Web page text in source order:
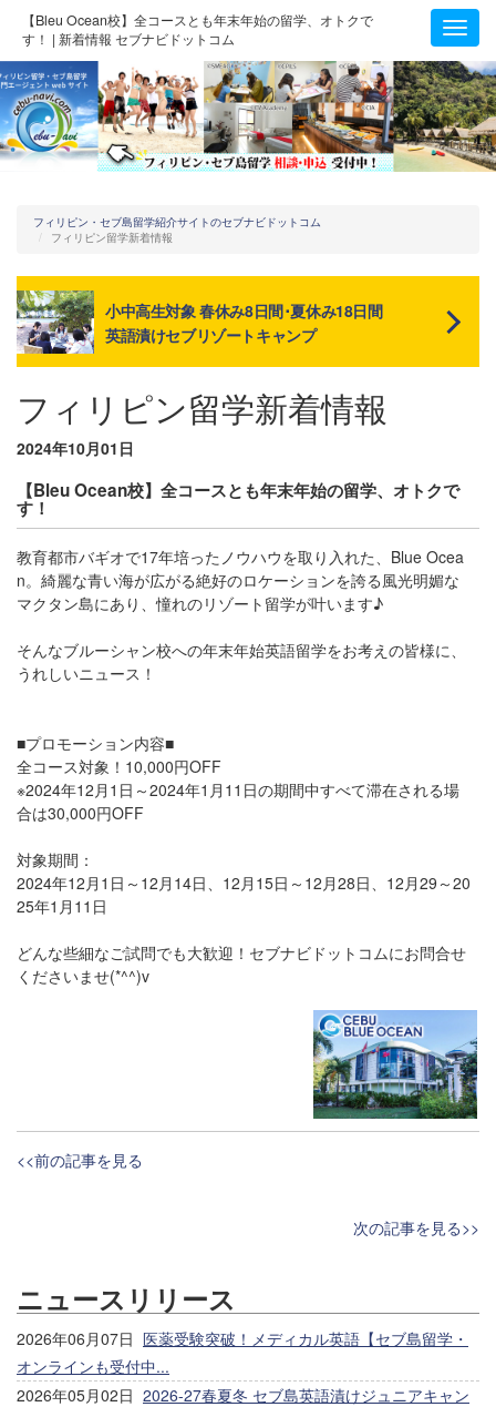
【Bleu Ocean校】全コースとも年末年始の留学、オトクで
す！ | 新着情報 セブナビドットコム
フィリピン・セブ島留学紹介サイトのセブナビドットコム
フィリピン留学新着情報
小中高生対象 春休み8日間･夏休み18日間
英語漬けセブリゾートキャンプ
フィリピン留学新着情報
2024年10月01日
【Bleu Ocean校】全コースとも年末年始の留学、オトクで
す！
教育都市バギオで17年培ったノウハウを取り入れた、Blue Ocea
n。綺麗な青い海が広がる絶好のロケーションを誇る風光明媚な
マクタン島にあり、憧れのリゾート留学が叶います♪
そんなブルーシャン校への年末年始英語留学をお考えの皆様に、
うれしいニュース！
■プロモーション内容■
全コース対象！10,000円OFF
※2024年12月1日～2024年1月11日の期間中すべて滞在される場
合は30,000円OFF
対象期間：
2024年12月1日～12月14日、12月15日～12月28日、12月29～20
25年1月11日
どんな些細なご試問でも大歓迎！セブナビドットコムにお問合せ
くださいませ(*^^)v
<<前の記事を見る
次の記事を見る>>
ニュースリリース
2026年06月07日 医薬受験突破！メディカル英語【セブ島留学・
オンラインも受付中...
2026年05月02日 2026-27春夏冬 セブ島英語漬けジュニアキャン